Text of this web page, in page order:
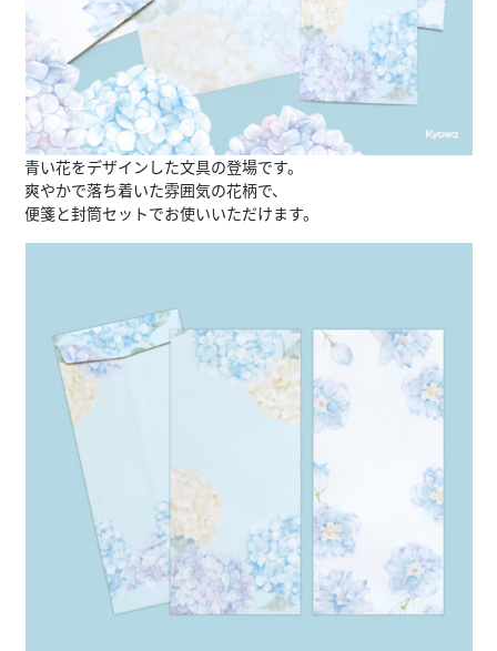
青い花をデザインした文具の登場です。
爽やかで落ち着いた雰囲気の花柄で、
便箋と封筒セットでお使いいただけます。